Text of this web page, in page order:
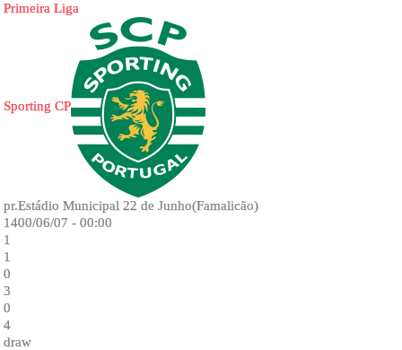
Primeira Liga
Sporting CP
pr.Estádio Municipal 22 de Junho(Famalicão)
1400/06/07 - 00:00
1
1
0
3
0
4
draw